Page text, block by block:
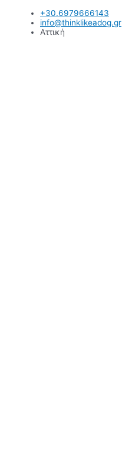
Μετάβαση
περιεχόμενο
+30.6979666143
info@thinklikeadog.gr
Αττική